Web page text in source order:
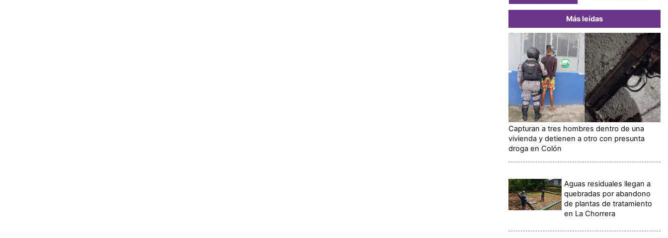
Más leídas
Capturan a tres hombres dentro de una
vivienda y detienen a otro con presunta
droga en Colón
Aguas residuales llegan a
quebradas por abandono
de plantas de tratamiento
en La Chorrera